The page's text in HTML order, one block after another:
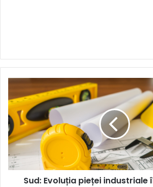
Sud:
Evoluția
pieței
industriale
în
ultima
lună
Sud: Evoluția pieței industriale